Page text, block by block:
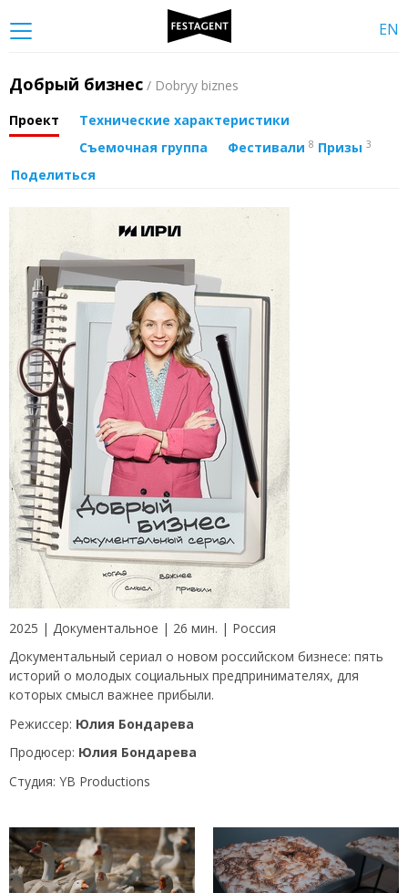
EN
Добрый бизнес / Dobryy biznes
Проект
Технические характеристики
Съемочная группа
Фестивали 8 Призы 3
Поделиться
2025 | Документальное | 26 мин. | Россия
Документальный сериал о новом российском бизнесе: пять
историй о молодых социальных предпринимателях, для
которых смысл важнее прибыли.
Режиссер: Юлия Бондарева
Продюсер: Юлия Бондарева
Студия: YB Productions